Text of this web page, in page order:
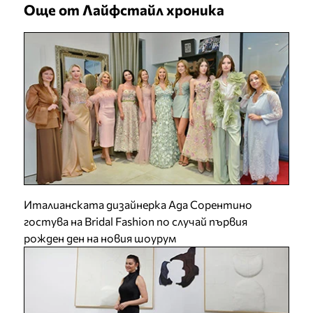
Още от Лайфстайл хроника
Италианската дизайнерка Ада Сорентино
гостува на Bridal Fashion по случай първия
рожден ден на новия шоурум